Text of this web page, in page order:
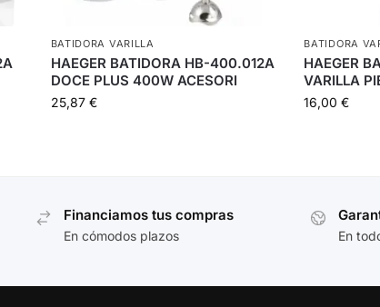
BATIDORA VARILLA
HAEGER BATIDORA HB-400.012A
DOCE PLUS 400W ACESORI
25,87 €
BATIDORA
HAEGER
VARILLA
16,00€
Financiamos tus compras
En cómodos plazos En